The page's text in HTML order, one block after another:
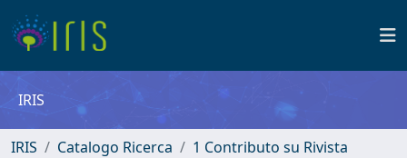
IRIS
IRIS Catalogo Ricerca
1 Contributo su Rivista